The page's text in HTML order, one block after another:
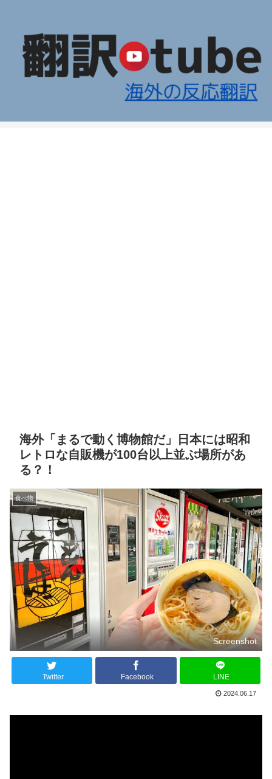
海外「まるで動く博物館だ」日本には昭和
レトロな自販機が100台以上並ぶ場所があ
る？！
食べ物
Screenshot
Twitter Facebook LINE
2024.06.17